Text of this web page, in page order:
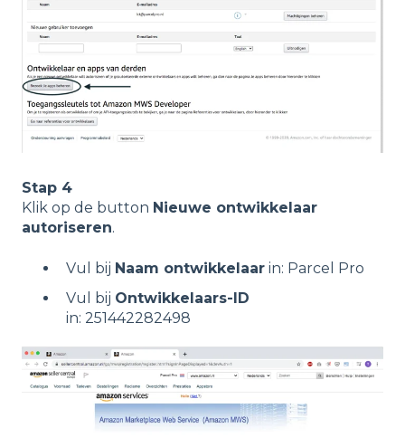
Stap 4
Klik op de button Nieuwe ontwikkelaar
autoriseren.
Vul bij Naam ontwikkelaar in: Parcel Pro
Vul bij Ontwikkelaars-ID
in: 251442282498